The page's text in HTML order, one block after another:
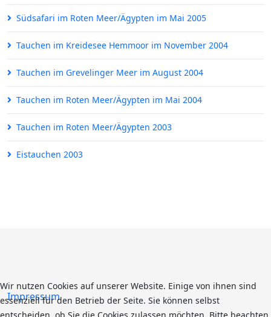
Südsafari im Roten Meer/Ägypten im Mai 2005
Tauchen im Kreidesee Hemmoor im November 2004
Tauchen im Grevelinger Meer im August 2004
Tauchen im Roten Meer/Ägypten im Mai 2004
Tauchen im Roten Meer/Ägypten 2003
Eistauchen 2003
Impressum
Wir nutzen Cookies auf unserer Website. Einige von ihnen sind
essenziell für den Betrieb der Seite. Sie können selbst